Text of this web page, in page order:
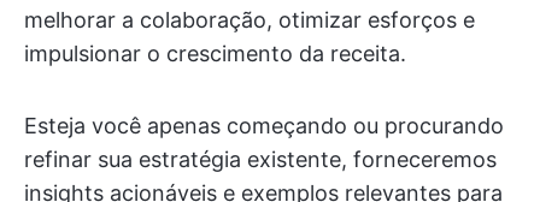
melhorar a colaboração, otimizar esforços e
impulsionar o crescimento da receita.
Esteja você apenas começando ou procurando
refinar sua estratégia existente, forneceremos
insights acionáveis e exemplos relevantes para